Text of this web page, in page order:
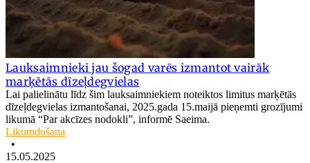
Lauksaimnieki jau šogad varēs izmantot vairāk
marķētās dīzeļdegvielas
Lai palielinātu līdz šim lauksaimniekiem noteiktos limitus marķētās
dīzeļdegvielas izmantošanai, 2025.gada 15.maijā pieņemti grozījumi
likumā “Par akcīzes nodokli”, informē Saeima.
Likumdošana
•
15.05.2025